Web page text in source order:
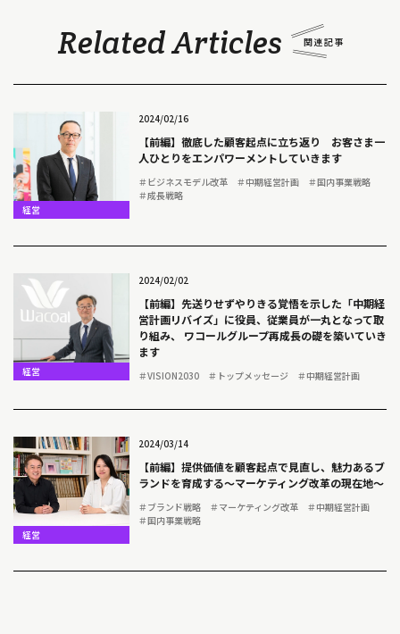
Related Articles
経営
2024/02/16
【前編】徹底した顧客起点に立ち返り お客さま一
人ひとりをエンパワーメントしていきます
＃ビジネスモデル改革 ＃中期経営計画
＃国内事業戦略
＃成長戦略
経営
2024/02/02
【前編】先送りせずやりきる覚悟を示した「中期経
営計画リバイズ」に役員、従業員が一丸となって取
り組み、 ワコールグループ再成長の礎を築いていき
ます
＃VISION2030 ＃トップメッセージ ＃中期経営計画
経営
2024/03/14
【前編】提供価値を顧客起点で見直し、魅力あるブ
ランドを育成する～マーケティング改革の現在地～
＃ブランド戦略 ＃マーケティング改革
＃中期経営計画
＃国内事業戦略